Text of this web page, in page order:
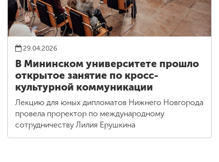
29.04.2026
В Мининском университете прошло
открытое занятие по кросс-
культурной коммуникации
Лекцию для юных дипломатов Нижнего Новгорода
провела проректор по международному
сотрудничеству Лилия Ерушкина